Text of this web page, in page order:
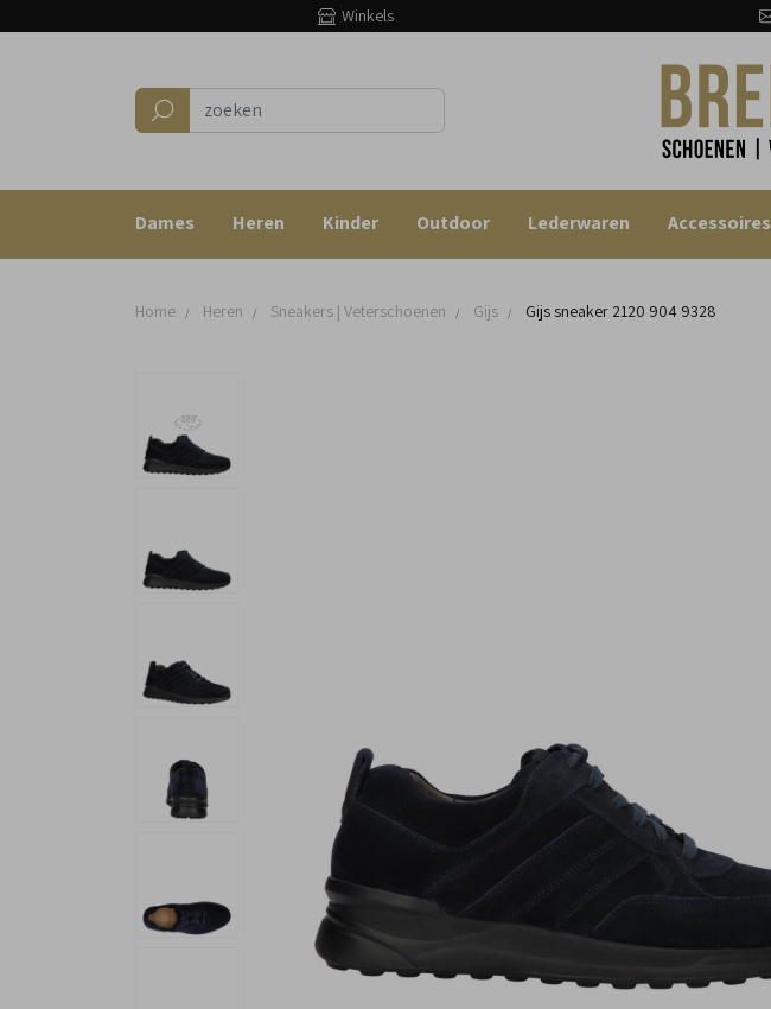
Winkels
Dames Heren Kinder Outdoor Lederwaren Accessoires
Home Heren Sneakers | Veterschoenen Gijs Gijs sneaker 2120 904 9328